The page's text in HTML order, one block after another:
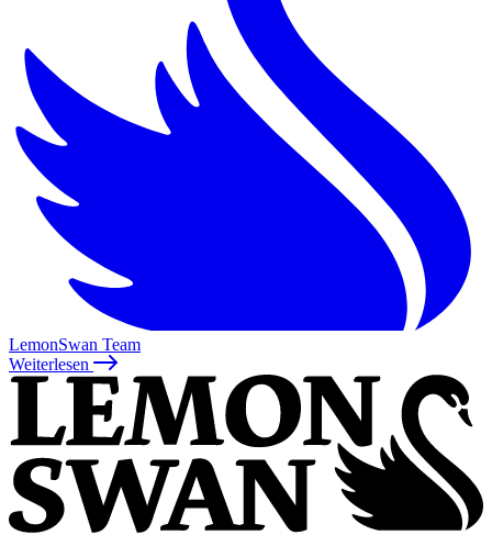
LemonSwan Team
Weiterlesen